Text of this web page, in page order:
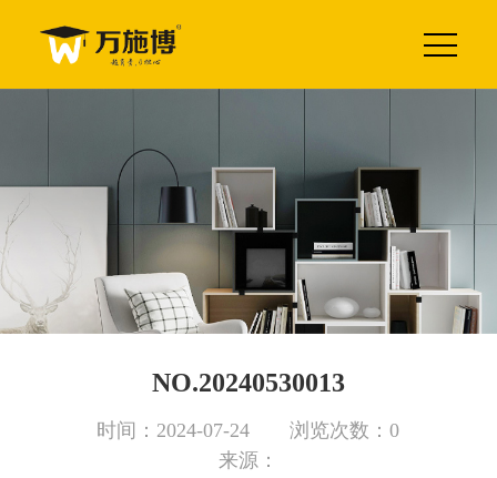
NO.20240530013
时间：2024-07-24 浏览次数：0
来源：